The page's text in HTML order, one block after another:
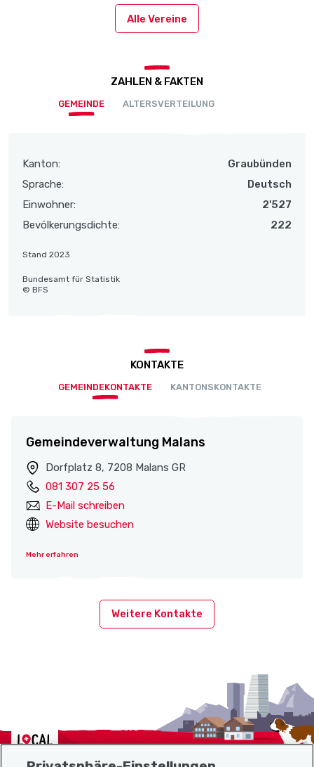
Alle Vereine
ZAHLEN & FAKTEN
GEMEINDE ALTERSVERTEILUNG
Kanton:
Graubünden
Sprache:
Deutsch
Einwohner:
2'527
Bevölkerungsdichte:
222
Stand 2023
Bundesamt für Statistik
© BFS
KONTAKTE
GEMEINDEKONTAKTE KANTONSKONTAKTE
Gemeindeverwaltung Malans
Dorfplatz 8, 7208 Malans GR
081 307 25 56
E-Mail schreiben
Website besuchen
Mehr erfahren
Weitere Kontakte
Localcities